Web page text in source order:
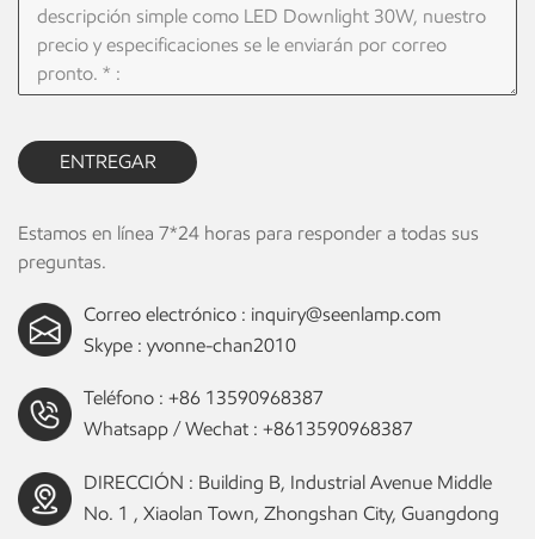
ENTREGAR
Estamos en línea 7*24 horas para responder a todas sus
preguntas.
Correo electrónico : inquiry@seenlamp.com
Skype : yvonne-chan2010
Teléfono : +86 13590968387
Whatsapp / Wechat : +8613590968387
DIRECCIÓN : Building B, Industrial Avenue Middle
No. 1 , Xiaolan Town, Zhongshan City, Guangdong